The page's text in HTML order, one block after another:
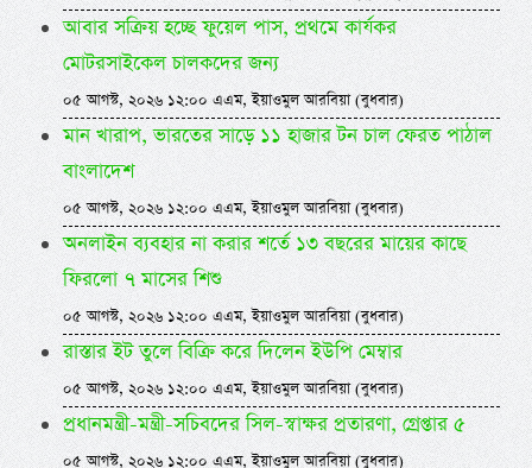
আবার সক্রিয় হচ্ছে ফুয়েল পাস, প্রথমে কার্যকর
মোটরসাইকেল চালকদের জন্য
০৫ আগস্ট, ২০২৬ ১২:০০ এএম, ইয়াওমুল আরবিয়া (বুধবার)
মান খারাপ, ভারতের সাড়ে ১১ হাজার টন চাল ফেরত পাঠাল
বাংলাদেশ
০৫ আগস্ট, ২০২৬ ১২:০০ এএম, ইয়াওমুল আরবিয়া (বুধবার)
অনলাইন ব্যবহার না করার শর্তে ১৩ বছরের মায়ের কাছে
ফিরলো ৭ মাসের শিশু
০৫ আগস্ট, ২০২৬ ১২:০০ এএম, ইয়াওমুল আরবিয়া (বুধবার)
রাস্তার ইট তুলে বিক্রি করে দিলেন ইউপি মেম্বার
০৫ আগস্ট, ২০২৬ ১২:০০ এএম, ইয়াওমুল আরবিয়া (বুধবার)
প্রধানমন্ত্রী-মন্ত্রী-সচিবদের সিল-স্বাক্ষর প্রতারণা, গ্রেপ্তার ৫
০৫ আগস্ট, ২০২৬ ১২:০০ এএম, ইয়াওমুল আরবিয়া (বুধবার)